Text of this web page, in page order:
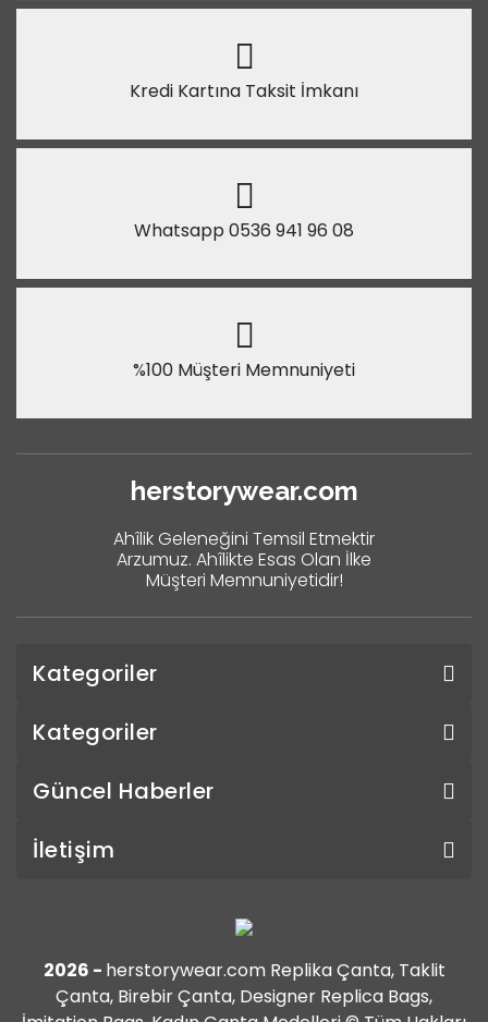
Kredi Kartına Taksit İmkanı
Whatsapp 0536 941 96 08
%100 Müşteri Memnuniyeti
herstorywear.com
Ahîlik Geleneğini Temsil Etmektir
Arzumuz. Ahîlikte Esas Olan İlke
Müşteri Memnuniyetidir!
Kategoriler
Kategoriler
Güncel Haberler
İletişim
2026 - herstorywear.com Replika Çanta, Taklit
Çanta, Birebir Çanta, Designer Replica Bags,